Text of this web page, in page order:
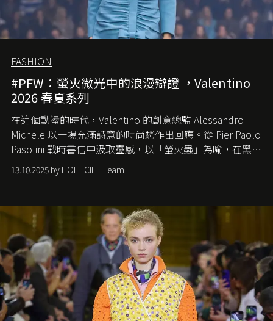
FASHION
#PFW：螢火微光中的浪漫辯證 ，Valentino
2026 春夏系列
在這個動盪的時代， Valentino 的創意總監 Alessandro
Michele 以一場充滿詩意的時尚騷作出回應。從 Pier Paolo
Pasolini 戰時書信中汲取靈感，以「螢火蟲」為喻，在黑暗
中找尋希望的微光。
13.10.2025 by L'OFFICIEL Team